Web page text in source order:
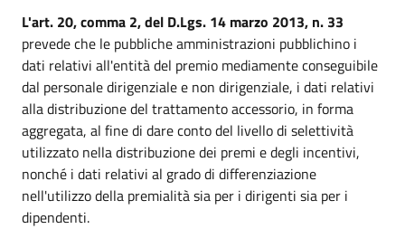
L'art. 20, comma 2, del D.Lgs. 14 marzo 2013, n. 33
prevede che le pubbliche amministrazioni pubblichino i
dati relativi all'entità del premio mediamente conseguibile
dal personale dirigenziale e non dirigenziale, i dati relativi
alla distribuzione del trattamento accessorio, in forma
aggregata, al fine di dare conto del livello di selettività
utilizzato nella distribuzione dei premi e degli incentivi,
nonché i dati relativi al grado di differenziazione
nell'utilizzo della premialità sia per i dirigenti sia per i
dipendenti.